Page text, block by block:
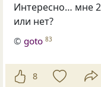
Интересно… мне
или нет?
©goto 83
8